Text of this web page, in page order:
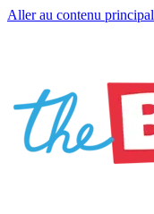
Aller au contenu principal